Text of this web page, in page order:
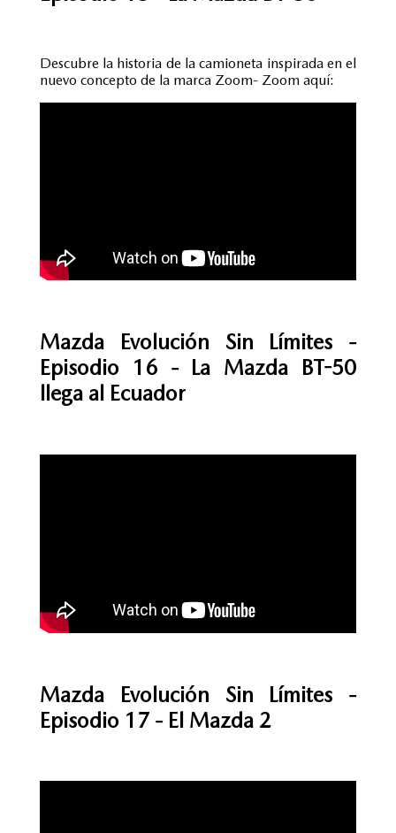
Descubre la historia de la camioneta inspirada en el
nuevo concepto de la marca Zoom- Zoom aquí:
Mazda Evolución Sin Límites -
Episodio 16 - La Mazda BT-50
llega al Ecuador
Mazda Evolución Sin Límites -
Episodio 17 - El Mazda 2